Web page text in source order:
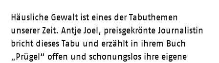
Häusliche Gewalt ist eines der Tabuthemen
unserer Zeit. Antje Joel, preisgekrönte Journalistin
bricht dieses Tabu und erzählt in ihrem Buch
„Prügel“ offen und schonungslos ihre eigene